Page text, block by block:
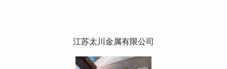
江苏太川金属有限公司